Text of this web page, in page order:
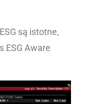
są istotne,
ESG Aware